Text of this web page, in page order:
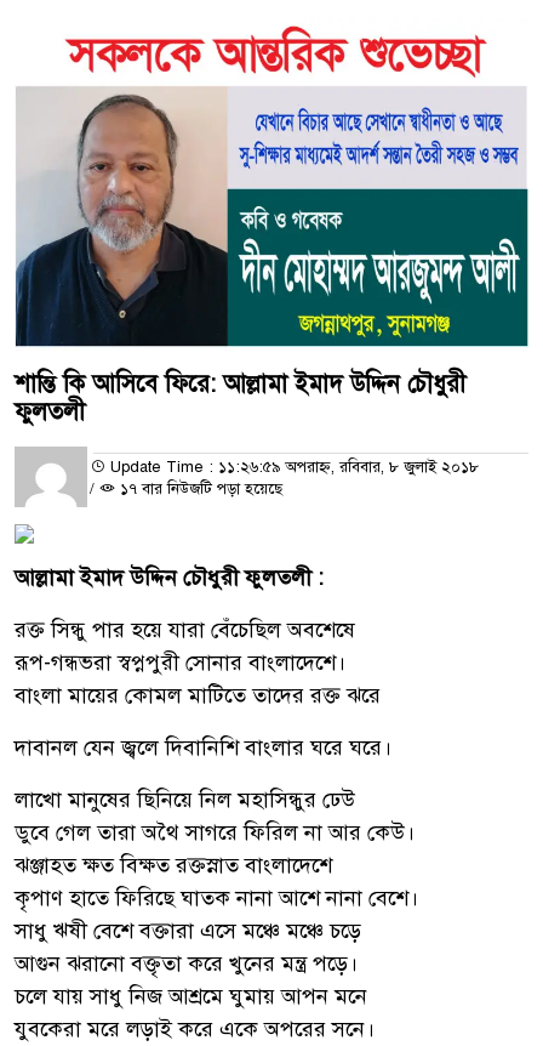
শান্তি কি আসিবে ফিরে: আল্লামা ইমাদ উদ্দিন চৌধুরী
ফুলতলী
Update Time : ১১:২৬:৫৯ অপরাহ্ন, রবিবার, ৮ জুলাই ২০১৮
/
১৭ বার নিউজটি পড়া হয়েছে
আল্লামা ইমাদ উদ্দিন চৌধুরী ফুলতলী :
রক্ত সিন্ধু পার হয়ে যারা বেঁচেছিল অবশেষে
রূপ-গন্ধভরা স্বপ্নপুরী সোনার বাংলাদেশে।
বাংলা মায়ের কোমল মাটিতে তাদের রক্ত ঝরে
দাবানল যেন জ্বলে দিবানিশি বাংলার ঘরে ঘরে।
লাখো মানুষের ছিনিয়ে নিল মহাসিন্ধুর ঢেউ
ডুবে গেল তারা অথৈ সাগরে ফিরিল না আর কেউ।
ঝঞ্জাহত ক্ষত বিক্ষত রক্তস্নাত বাংলাদেশে
কৃপাণ হাতে ফিরিছে ঘাতক নানা আশে নানা বেশে।
সাধু ঋষী বেশে বক্তারা এসে মঞ্চে মঞ্চে চড়ে
আগুন ঝরানো বক্তৃতা করে খুনের মন্ত্র পড়ে।
চলে যায় সাধু নিজ আশ্রমে ঘুমায় আপন মনে
যুবকেরা মরে লড়াই করে একে অপরের সনে।